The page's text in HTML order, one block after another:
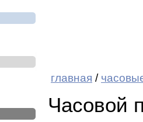
главная /
Часовой